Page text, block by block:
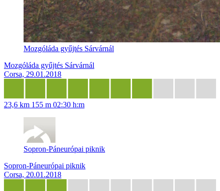
Mozgóláda gyűjtés Sárvárnál
Mozgóláda gyűjtés Sárvárnál
Corsa, 29.01.2018
23,6 km 155 m 02:30 h:m
Sopron-Páneurópai piknik
Sopron-Páneurópai piknik
Corsa, 20.01.2018